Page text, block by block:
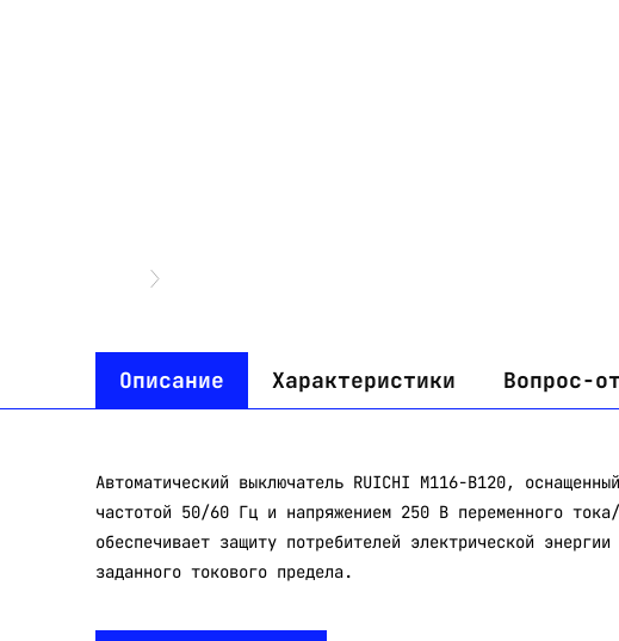
Описание Характеристики Вопрос-
Автоматический выключатель RUICHI M116-B120,
частотой 50/60 Гц и напряжением 250 В переменного
обеспечивает защиту потребителей электрической
заданного токового предела.